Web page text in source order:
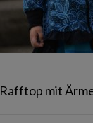
Rafftop mit